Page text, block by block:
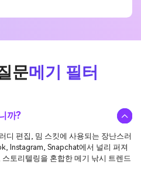
문메기 필터
까?
디 편집, 밈 스킷에 사용되는 장난스러
Instagram, Snapchat에서 널리 퍼져
토리텔링을 혼합한 메기 낚시 트렌드